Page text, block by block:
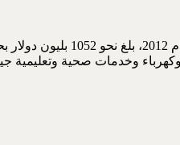
سجلت العائدات
وخدمات صحية وتعليمية